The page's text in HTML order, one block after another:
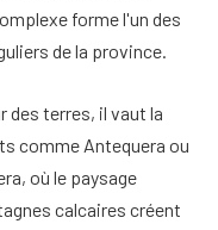
forme l'un des
de la province.
des terres, il vaut la
comme Antequera ou
où le paysage
calcaires créent